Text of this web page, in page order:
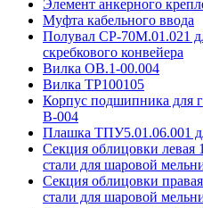
Элемент анкерного
Муфта кабельного ввода
Полувал СР-70М.01.021
скребкового конвейера
Вилка ОВ.1-00.004
Вилка ТР100105
Корпус подшипника для
В-004
Плашка ТПУ5.01.06.001
Секция облицовки левая
стали для шаровой
Секция облицовки
стали для шаровой